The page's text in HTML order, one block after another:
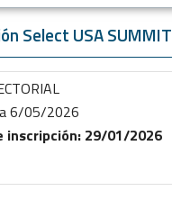
Select USA SUMMIT
6/05/2026
inscripción: 29/01/2026